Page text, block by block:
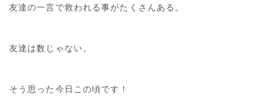
友達の一言で救われる事がたくさんある。
友達は数じゃない。
そう思った今日この頃です！